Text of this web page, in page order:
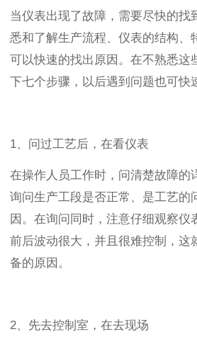
当仪表出现了故障，需要尽快的找
悉和了解生产流程、仪表的结构、
可以快速的找出原因。在不熟悉这
下七个步骤，以后遇到问题也可快
1、问过工艺后，在看仪表
在操作人员工作时，问清楚故障的
询问生产工段是否正常、是工艺的
因。在询问同时，注意仔细观察仪
前后波动很大，并且很难控制，这
备的原因。
2、先去控制室，在去现场